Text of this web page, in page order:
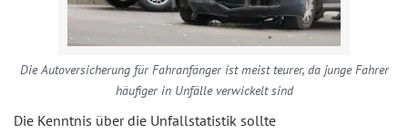
Die Autoversicherung für Fahranfänger ist meist teurer, da junge Fahrer
häufiger in Unfälle verwickelt sind
Die Kenntnis über die Unfallstatistik sollte